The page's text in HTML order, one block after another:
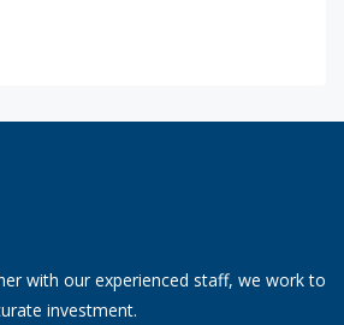
with our experienced staff, we work to
investment.